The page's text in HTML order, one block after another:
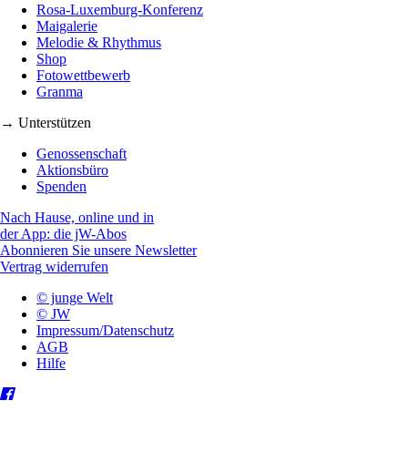
Rosa-Luxemburg-Konferenz
Maigalerie
Melodie & Rhythmus
Shop
Fotowettbewerb
Granma
→ Unterstützen
Genossenschaft
Aktionsbüro
Spenden
Nach Hause, online und in
der App: die jW-Abos
Abonnieren Sie unsere Newsletter
Vertrag widerrufen
© junge Welt
© JW
Impressum/Datenschutz
AGB
Hilfe